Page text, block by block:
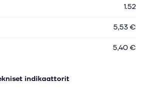
1.52
5,53 €
5,40 €
indikaattorit